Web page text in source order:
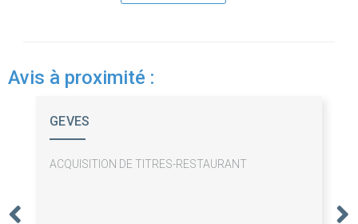
Avis à proximité :
GEVES
ACQUISITION DE TITRES-RESTAURANT